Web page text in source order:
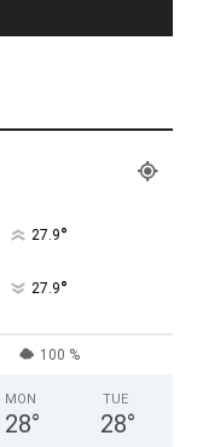
27.9°
27.9°
100 %
MON
28°
TUE
28°